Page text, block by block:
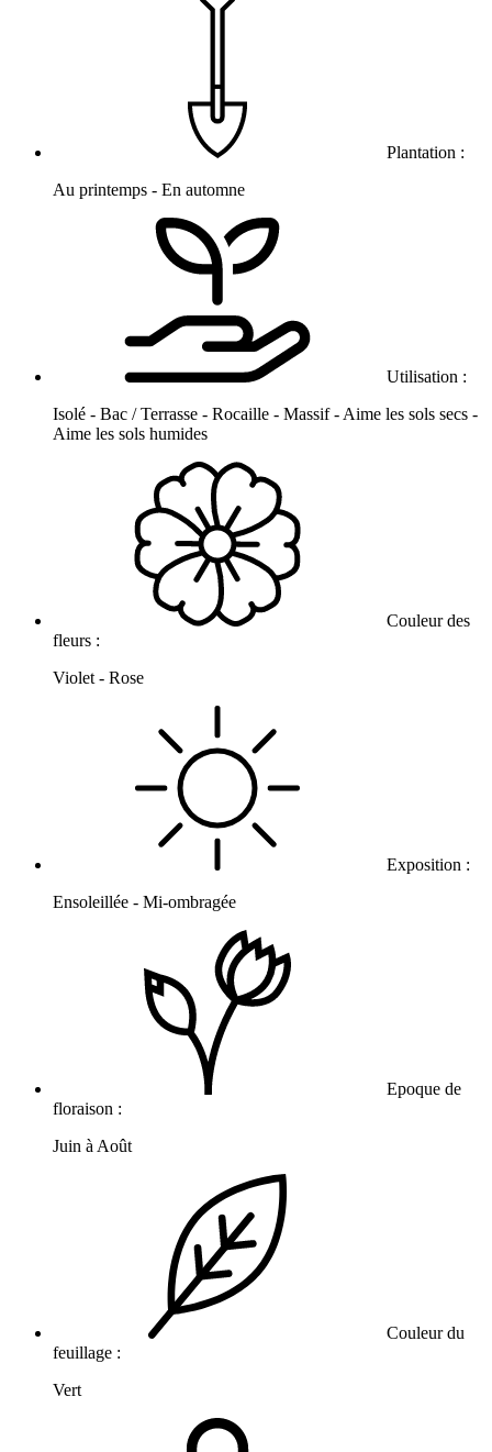
Plantation :
Au printemps - En automne
Utilisation :
Isolé - Bac / Terrasse - Rocaille - Massif - Aime les sols secs -
Aime les sols humides
Couleur des
fleurs :
Violet - Rose
Exposition :
Ensoleillée - Mi-ombragée
Epoque de
floraison :
Juin à Août
Couleur du
feuillage :
Vert